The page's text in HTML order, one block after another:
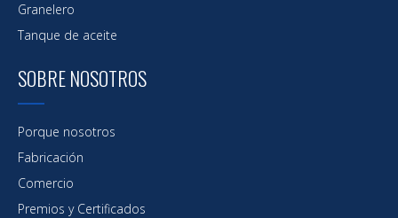
Granelero
Tanque de aceite
SOBRE NOSOTROS
Porque nosotros
Fabricación
Comercio
Premios y Certificados